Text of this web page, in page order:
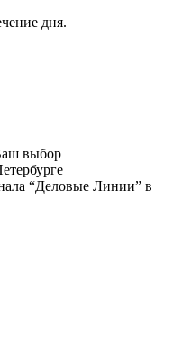
дня.
выбор
“Деловые Линии” в